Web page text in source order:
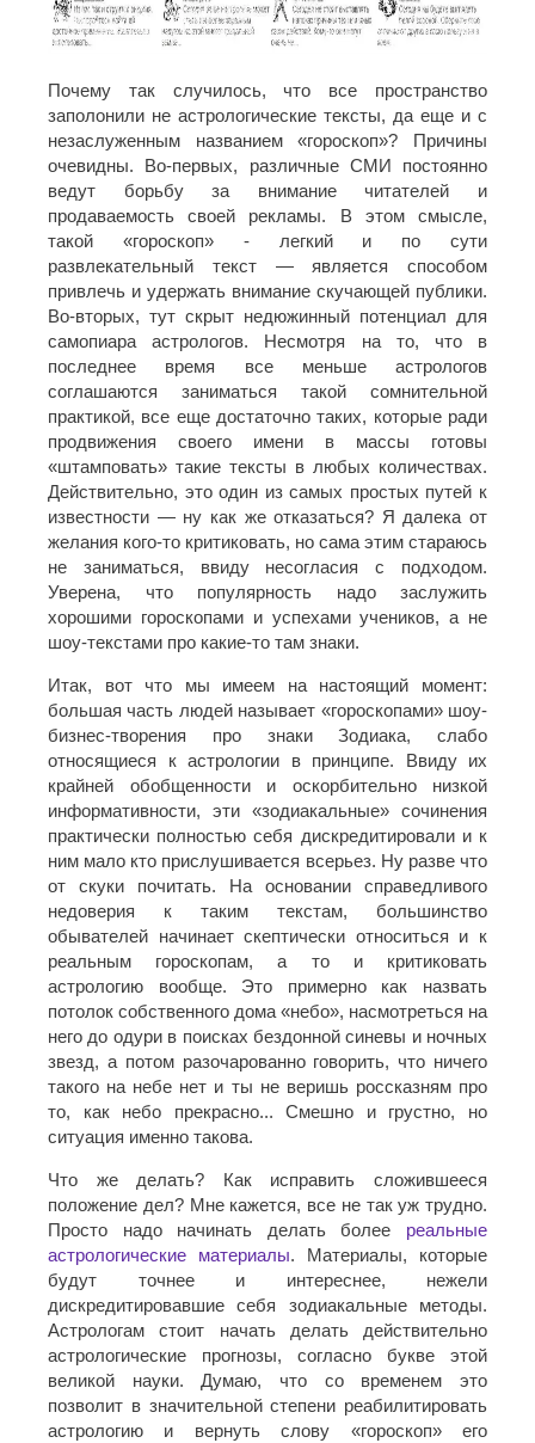
Почему так случилось, что все пространство
заполонили не астрологические тексты, да еще и с
незаслуженным названием «гороскоп»? Причины
очевидны. Во-первых, различные СМИ постоянно
ведут борьбу за внимание читателей и
продаваемость своей рекламы. В этом смысле,
такой «гороскоп» - легкий и по сути
развлекательный текст — является способом
привлечь и удержать внимание скучающей публики.
Во-вторых, тут скрыт недюжинный потенциал для
самопиара астрологов. Несмотря на то, что в
последнее время все меньше астрологов
соглашаются заниматься такой сомнительной
практикой, все еще достаточно таких, которые ради
продвижения своего имени в массы готовы
«штамповать» такие тексты в любых количествах.
Действительно, это один из самых простых путей к
известности — ну как же отказаться? Я далека от
желания кого-то критиковать, но сама этим стараюсь
не заниматься, ввиду несогласия с подходом.
Уверена, что популярность надо заслужить
хорошими гороскопами и успехами учеников, а не
шоу-текстами про какие-то там знаки.
Итак, вот что мы имеем на настоящий момент:
большая часть людей называет «гороскопами» шоу-
бизнес-творения про знаки Зодиака, слабо
относящиеся к астрологии в принципе. Ввиду их
крайней обобщенности и оскорбительно низкой
информативности, эти «зодиакальные» сочинения
практически полностью себя дискредитировали и к
ним мало кто прислушивается всерьез. Ну разве что
от скуки почитать. На основании справедливого
недоверия к таким текстам, большинство
обывателей начинает скептически относиться и к
реальным гороскопам, а то и критиковать
астрологию вообще. Это примерно как назвать
потолок собственного дома «небо», насмотреться на
него до одури в поисках бездонной синевы и ночных
звезд, а потом разочарованно говорить, что ничего
такого на небе нет и ты не веришь россказням про
то, как небо прекрасно... Смешно и грустно, но
ситуация именно такова.
Что же делать? Как исправить сложившееся
положение дел? Мне кажется, все не так уж трудно.
Просто надо начинать делать более реальные
астрологические материалы. Материалы, которые
будут точнее и интереснее, нежели
дискредитировавшие себя зодиакальные методы.
Астрологам стоит начать делать действительно
астрологические прогнозы, согласно букве этой
великой науки. Думаю, что со временем это
позволит в значительной степени реабилитировать
астрологию и вернуть слову «гороскоп» его